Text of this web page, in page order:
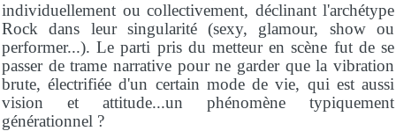
individuellement ou collectivement, déclinant l'archétype
Rock dans leur singularité (sexy, glamour, show ou
performer...). Le parti pris du metteur en scène fut de se
passer de trame narrative pour ne garder que la vibration
brute, électrifiée d'un certain mode de vie, qui est aussi
vision et attitude...un phénomène typiquement
générationnel ?